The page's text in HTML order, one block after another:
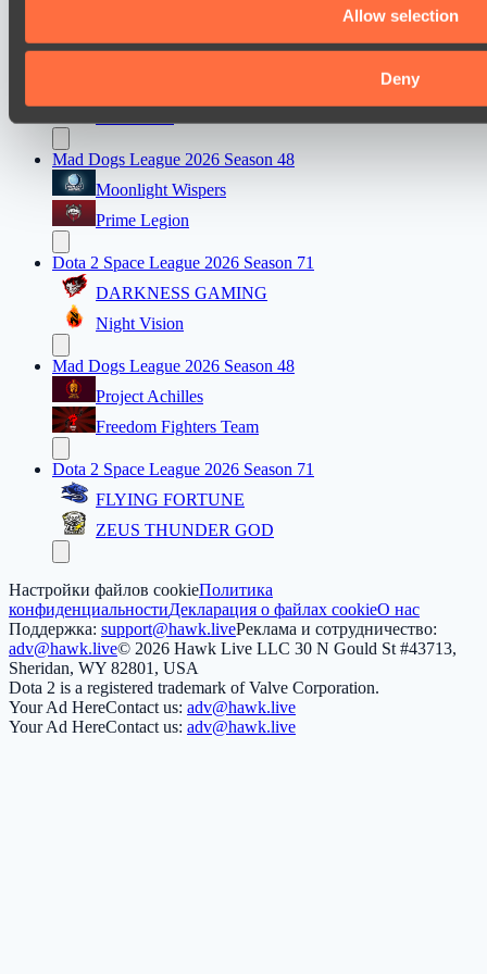
Allow selection
Deny
Dota 2 Space League 2026 Season 71
Mad Dogs League 2026 Season 48
Moonlight Wispers
Prime Legion
Dota 2 Space League 2026 Season 71
DARKNESS GAMING
Night Vision
Mad Dogs League 2026 Season 48
Project Achilles
Freedom Fighters Team
Dota 2 Space League 2026 Season 71
FLYING FORTUNE
ZEUS THUNDER GOD
Настройки файлов cookieПолитика
конфиденциальностиДекларация о файлах cookieО нас
Поддержка: support@hawk.liveРеклама и сотрудничество:
adv@hawk.live© 2026 Hawk Live LLC 30 N Gould St #43713,
Sheridan, WY 82801, USA
Dota 2 is a registered trademark of Valve Corporation.
Your Ad HereContact us: adv@hawk.live
Your Ad HereContact us: adv@hawk.live